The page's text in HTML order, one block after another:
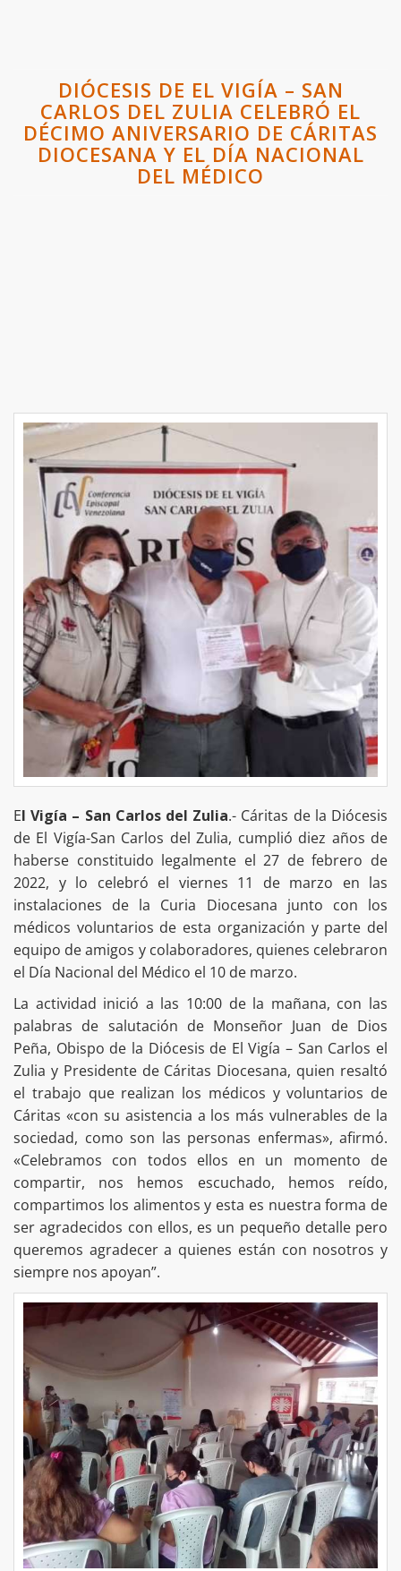
DIÓCESIS DE EL VIGÍA – SAN
CARLOS DEL ZULIA CELEBRÓ EL
DÉCIMO ANIVERSARIO DE CÁRITAS
DIOCESANA Y EL DÍA NACIONAL
DEL MÉDICO
El Vigía – San Carlos del Zulia.- Cáritas de la Diócesis
de El Vigía-San Carlos del Zulia, cumplió diez años de
haberse constituido legalmente el 27 de febrero de
2022, y lo celebró el viernes 11 de marzo en las
instalaciones de la Curia Diocesana junto con los
médicos voluntarios de esta organización y parte del
equipo de amigos y colaboradores, quienes celebraron
el Día Nacional del Médico el 10 de marzo.
La actividad inició a las 10:00 de la mañana, con las
palabras de salutación de Monseñor Juan de Dios
Peña, Obispo de la Diócesis de El Vigía – San Carlos el
Zulia y Presidente de Cáritas Diocesana, quien resaltó
el trabajo que realizan los médicos y voluntarios de
Cáritas «con su asistencia a los más vulnerables de la
sociedad, como son las personas enfermas», afirmó.
«Celebramos con todos ellos en un momento de
compartir, nos hemos escuchado, hemos reído,
compartimos los alimentos y esta es nuestra forma de
ser agradecidos con ellos, es un pequeño detalle pero
queremos agradecer a quienes están con nosotros y
siempre nos apoyan”.